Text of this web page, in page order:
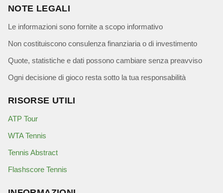
NOTE LEGALI
Le informazioni sono fornite a scopo informativo
Non costituiscono consulenza finanziaria o di investimento
Quote, statistiche e dati possono cambiare senza preavviso
Ogni decisione di gioco resta sotto la tua responsabilità
RISORSE UTILI
ATP Tour
WTA Tennis
Tennis Abstract
Flashscore Tennis